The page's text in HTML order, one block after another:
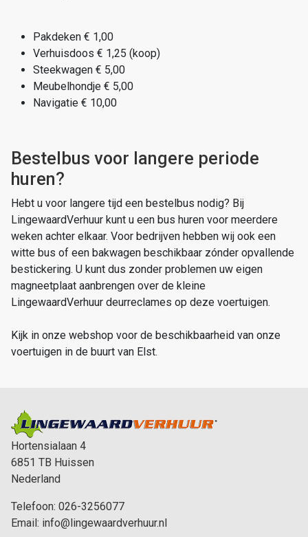
Pakdeken € 1,00
Verhuisdoos € 1,25 (koop)
Steekwagen € 5,00
Meubelhondje € 5,00
Navigatie € 10,00
Bestelbus voor langere periode
huren?
Hebt u voor langere tijd een bestelbus nodig? Bij
LingewaardVerhuur kunt u een bus huren voor meerdere
weken achter elkaar. Voor bedrijven hebben wij ook een
witte bus of een bakwagen beschikbaar zónder opvallende
bestickering. U kunt dus zonder problemen uw eigen
magneetplaat aanbrengen over de kleine
LingewaardVerhuur deurreclames op deze voertuigen.
Kijk in onze webshop voor de beschikbaarheid van onze
voertuigen in de buurt van Elst.
Hortensialaan 4
6851 TB Huissen
Nederland
Telefoon: 026-3256077
Email: info@lingewaardverhuur.nl